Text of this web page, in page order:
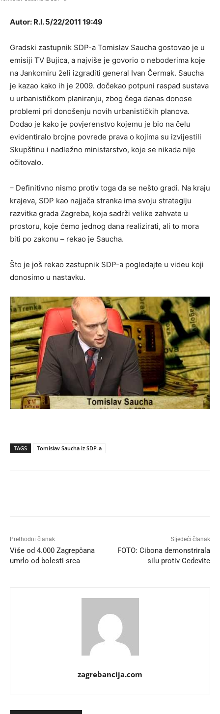
Autor: R.I. 5/22/2011 19:49
Gradski zastupnik SDP-a Tomislav Saucha gostovao je u
emisiji TV Bujica, a najviše je govorio o neboderima koje
na Jankomiru želi izgraditi general Ivan Čermak. Saucha
je kazao kako ih je 2009. dočekao potpuni raspad sustava
u urbanističkom planiranju, zbog čega danas donose
problemi pri donošenju novih urbanističkih planova.
Dodao je kako je povjerenstvo kojemu je bio na čelu
evidentiralo brojne povrede prava o kojima su izvijestili
Skupštinu i nadležno ministarstvo, koje se nikada nije
očitovalo.
– Definitivno nismo protiv toga da se nešto gradi. Na kraju
krajeva, SDP kao najjača stranka ima svoju strategiju
razvitka grada Zagreba, koja sadrži velike zahvate u
prostoru, koje ćemo jednog dana realizirati, ali to mora
biti po zakonu – rekao je Saucha.
Što je još rekao zastupnik SDP-a pogledajte u videu koji
donosimo u nastavku.
TAGS Tomislav Saucha iz SDP-a
Prethodni članak
Više od 4.000 Zagrepčana
umrlo od bolesti srca
Sljedeći članak
FOTO: Cibona demonstrirala
silu protiv Cedevite
zagrebancija.com